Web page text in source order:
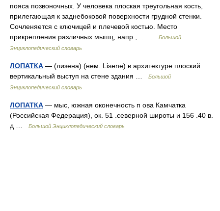
пояса позвоночных. У человека плоская треугольная кость,
прилегающая к заднебоковой поверхности грудной стенки.
Сочленяется с ключицей и плечевой костью. Место
прикрепления различных мышц, напр.,… …
Большой
Энциклопедический словарь
ЛОПАТКА — (лизена) (нем. Lisene) в архитектуре плоский
вертикальный выступ на стене здания …
Большой
Энциклопедический словарь
ЛОПАТКА — мыс, южная оконечность п ова Камчатка
(Российская Федерация), ок. 51 .северной широты и 156 .40 в.
д …
Большой Энциклопедический словарь